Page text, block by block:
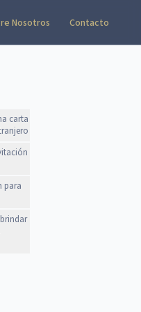
Nosotros Contacto
carta
para